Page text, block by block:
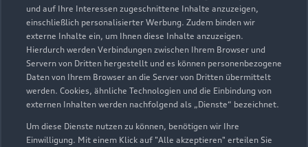
und auf Ihre Interessen zugeschnittene Inhalte anzuzeigen,
einschließlich personalisierter Werbung. Zudem binden wir
externe Inhalte ein, um Ihnen diese Inhalte anzuzeigen.
Hierdurch werden Verbindungen zwischen Ihrem Browser und
Servern von Dritten hergestellt und es können personenbezogene
Daten von Ihrem Browser an die Server von Dritten übermittelt
werden. Cookies, ähnliche Technologien und die Einbindung von
externen Inhalten werden nachfolgend als „Dienste“ bezeichnet.
Um diese Dienste nutzen zu können, benötigen wir Ihre
Einwilligung. Mit einem Klick auf "Alle akzeptieren" erteilen Sie